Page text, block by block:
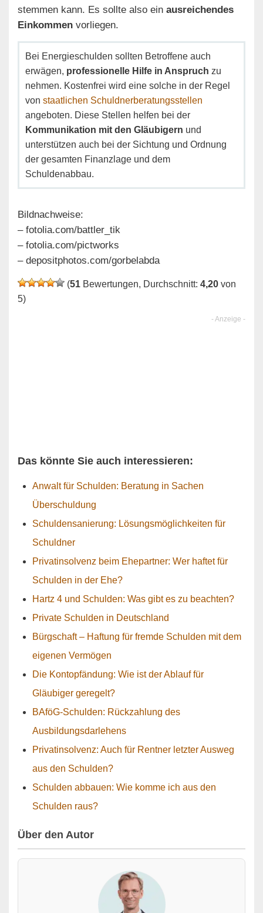
stemmen kann. Es sollte also ein ausreichendes
Einkommen vorliegen.
Bei Energieschulden sollten Betroffene auch
erwägen, professionelle Hilfe in Anspruch zu
nehmen. Kostenfrei wird eine solche in der Regel
von staatlichen Schuldnerberatungsstellen
angeboten. Diese Stellen helfen bei der
Kommunikation mit den Gläubigern und
unterstützen auch bei der Sichtung und Ordnung
der gesamten Finanzlage und dem
Schuldenabbau.
Bildnachweise:
– fotolia.com/battler_tik
– fotolia.com/pictworks
– depositphotos.com/gorbelabda
(51 Bewertungen, Durchschnitt: 4,20 von
5)
Das könnte Sie auch interessieren:
Anwalt für Schulden: Beratung in Sachen
Überschuldung
Schuldensanierung: Lösungsmöglichkeiten für
Schuldner
Privatinsolvenz beim Ehepartner: Wer haftet für
Schulden in der Ehe?
Hartz 4 und Schulden: Was gibt es zu beachten?
Private Schulden in Deutschland
Bürgschaft – Haftung für fremde Schulden mit dem
eigenen Vermögen
Die Kontopfändung: Wie ist der Ablauf für
Gläubiger geregelt?
BAföG-Schulden: Rückzahlung des
Ausbildungsdarlehens
Privatinsolvenz: Auch für Rentner letzter Ausweg
aus den Schulden?
Schulden abbauen: Wie komme ich aus den
Schulden raus?
Über den Autor